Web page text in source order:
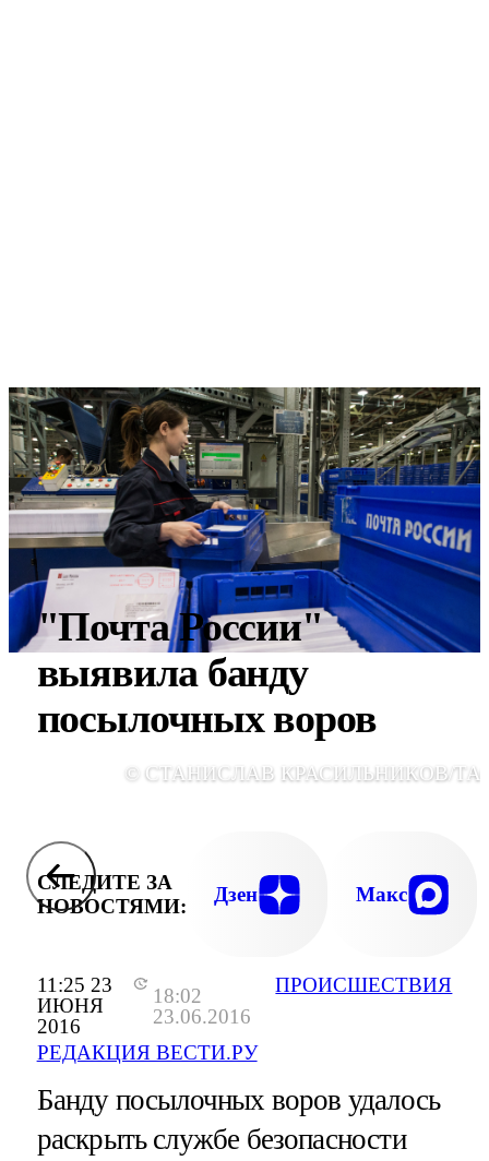
11:25 23
ИЮНЯ
2016
18:02
23.06.2016
РЕДАКЦИЯ ВЕСТИ.РУ
ПРОИСШЕСТВИЯ
"Почта России"
выявила банду
посылочных воров
© СТАНИСЛАВ КРАСИЛЬНИКОВ/
СЛЕДИТЕ ЗА
НОВОСТЯМИ:
Дзен Макс
Банду посылочных воров удалось
раскрыть службе безопасности